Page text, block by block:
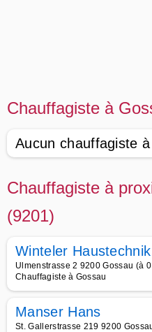
Chauffagiste à
Aucun chauffagiste
Chauffagiste à
(9201)
Winteler
Ulmenstrasse 2 9200 Gossau (à
Chauffagiste à Gossau
Manser Hans
St. Gallerstrasse 219 9200